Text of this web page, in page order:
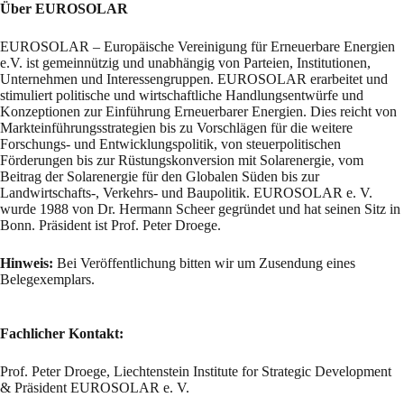
Über EUROSOLAR
EUROSOLAR – Europäische Vereinigung für Erneuerbare Energien
e.V. ist gemeinnützig und unabhängig von Parteien, Institutionen,
Unternehmen und Interessengruppen. EUROSOLAR erarbeitet und
stimuliert politische und wirtschaftliche Handlungsentwürfe und
Konzeptionen zur Einführung Erneuerbarer Energien. Dies reicht von
Markteinführungsstrategien bis zu Vorschlägen für die weitere
Forschungs- und Entwicklungspolitik, von steuerpolitischen
Förderungen bis zur Rüstungskonversion mit Solarenergie, vom
Beitrag der Solarenergie für den Globalen Süden bis zur
Landwirtschafts-, Verkehrs- und Baupolitik. EUROSOLAR e. V.
wurde 1988 von Dr. Hermann Scheer gegründet und hat seinen Sitz in
Bonn. Präsident ist Prof. Peter Droege.
Hinweis: Bei Veröffentlichung bitten wir um Zusendung eines
Belegexemplars.
Fachlicher Kontakt:
Prof. Peter Droege, Liechtenstein Institute for Strategic Development
& Präsident EUROSOLAR e. V.